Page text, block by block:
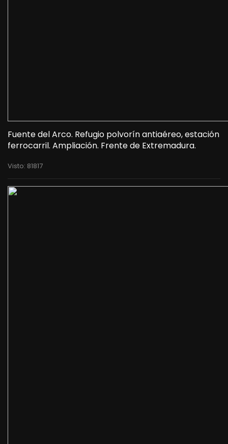
Fuente del Arco. Refugio polvorín antiaéreo, estación
ferrocarril. Ampliación. Frente de Extremadura.
Visto: 81817